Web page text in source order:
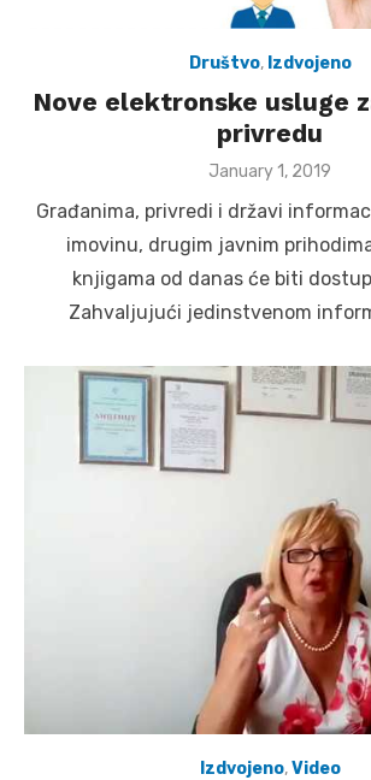
Društvo, Izdvojeno
Nove elektronske usluge
privredu
Posted
January 1, 2019
Građanima, privredi i državi
imovinu, drugim javnim
knjigama od danas će biti
Zahvaljujući jedinstvenom
Izdvojeno,Video